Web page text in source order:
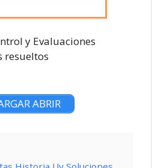
y Evaluaciones
resueltos
ABRIR